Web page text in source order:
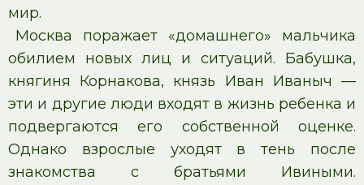
мир.
Москва поражает «домашнего» мальчика
обилием новых лиц и ситуаций. Бабушка,
княгиня Корнакова, князь Иван Иваныч —
эти и другие люди входят в жизнь ребенка и
подвергаются его собственной оценке.
Однако взрослые уходят в тень после
знакомства с братьями Ивиными.